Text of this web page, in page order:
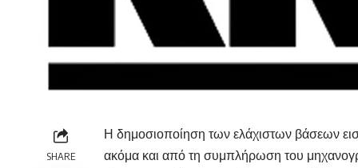
SHARE
Η δημοσιοποίηση των ελάχιστων βάσεων
ακόμα και από τη συμπλήρωση του